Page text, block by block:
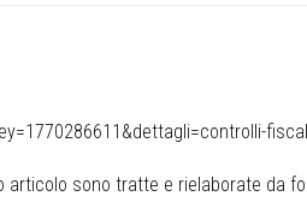
articolo sono tratte e rielaborate da